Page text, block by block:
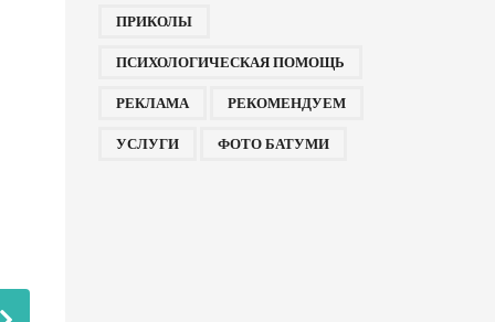
ПРИКОЛЫ
ПСИХОЛОГИЧЕСКАЯ ПОМОЩЬ
РЕКЛАМА РЕКОМЕНДУЕМ
УСЛУГИ ФОТО БАТУМИ